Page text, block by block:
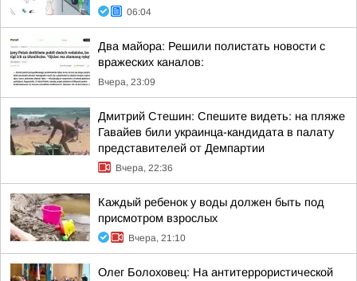
06:04
Два майора: Решили полистать новости с
вражеских каналов:
Вчера, 23:09
Дмитрий Стешин: Спешите видеть: на пляже
Гавайев били украинца-кандидата в палату
представителей от Демпартии
Вчера, 22:36
Каждый ребенок у воды должен быть под
присмотром взрослых
Вчера, 21:10
Олег Болоховец: На антитеррористической